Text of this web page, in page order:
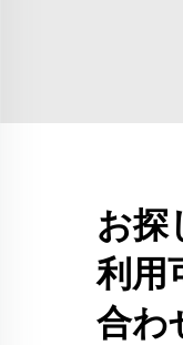
お探
利用
合わ